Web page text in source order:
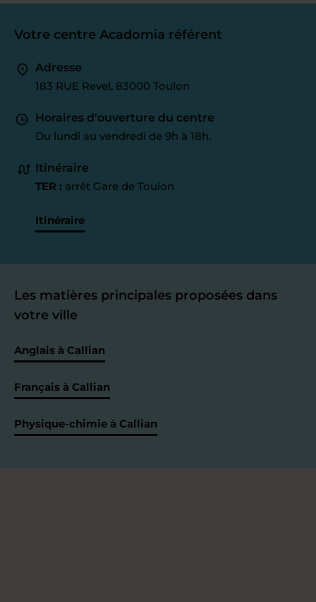
Votre centre Acadomia référent
Adresse
183 RUE Revel, 83000 Toulon
Horaires d'ouverture du centre
Du lundi au vendredi de 9h à 18h.
Itinéraire
TER : arrêt Gare de Toulon
Itinéraire
Les matières principales proposées dans
votre ville
Anglais à Callian
Français à Callian
Physique-chimie à Callian